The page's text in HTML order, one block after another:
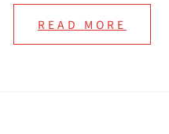
READ MORE